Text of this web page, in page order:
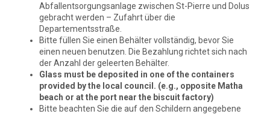
Abfallentsorgungsanlage zwischen St-Pierre und Dolus
gebracht werden – Zufahrt über die
Departementsstraße.
Bitte füllen Sie einen Behälter vollständig, bevor Sie
einen neuen benutzen. Die Bezahlung richtet sich nach
der Anzahl der geleerten Behälter.
Glass must be deposited in one of the containers
provided by the local council. (e.g., opposite Matha
beach or at the port near the biscuit factory)
Bitte beachten Sie die auf den Schildern angegebene